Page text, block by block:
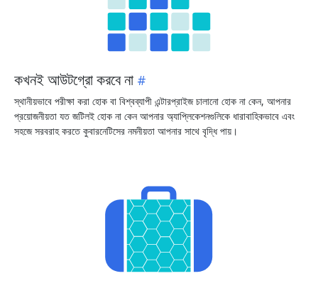
কখনই আউটগ্রো করবে না
স্থানীয়ভাবে পরীক্ষা করা হোক বা বিশ্বব্যাপী এন্টারপ্রাইজ চালানো হোক না কেন, আপনার
প্রয়োজনীয়তা যত জটিলই হোক না কেন আপনার অ্যাপ্লিকেশনগুলিকে ধারাবাহিকভাবে এবং
সহজে সরবরাহ করতে কুবারনেটিসের নমনীয়তা আপনার সাথে বৃদ্ধি পায়।